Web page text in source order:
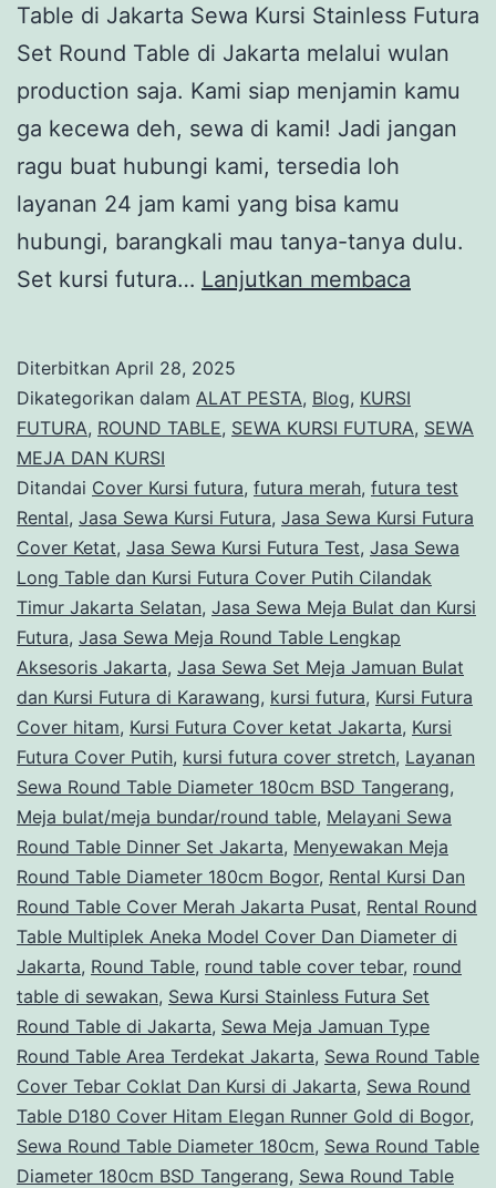
Table di Jakarta Sewa Kursi Stainless Futura
Set Round Table di Jakarta melalui wulan
production saja. Kami siap menjamin kamu
ga kecewa deh, sewa di kami! Jadi jangan
ragu buat hubungi kami, tersedia loh
layanan 24 jam kami yang bisa kamu
hubungi, barangkali mau tanya-tanya dulu.
Set kursi futura… Lanjutkan membaca
Set
Table
di
Jakarta
Diterbitkan April 28, 2025
Dikategorikan dalam ALAT PESTA, Blog, KURSI
FUTURA, ROUND TABLE, SEWA KURSI FUTURA, SEWA
MEJA DAN KURSI
Ditandai Cover Kursi futura, futura merah, futura test
Rental, Jasa Sewa Kursi Futura, Jasa Sewa Kursi Futura
Cover Ketat, Jasa Sewa Kursi Futura Test, Jasa Sewa
Long Table dan Kursi Futura Cover Putih Cilandak
Timur Jakarta Selatan, Jasa Sewa Meja Bulat dan Kursi
Futura, Jasa Sewa Meja Round Table Lengkap
Aksesoris Jakarta, Jasa Sewa Set Meja Jamuan Bulat
dan Kursi Futura di Karawang, kursi futura, Kursi Futura
Cover hitam, Kursi Futura Cover ketat Jakarta, Kursi
Futura Cover Putih, kursi futura cover stretch, Layanan
Sewa Round Table Diameter 180cm BSD Tangerang,
Meja bulat/meja bundar/round table, Melayani Sewa
Round Table Dinner Set Jakarta, Menyewakan Meja
Round Table Diameter 180cm Bogor, Rental Kursi Dan
Round Table Cover Merah Jakarta Pusat, Rental Round
Table Multiplek Aneka Model Cover Dan Diameter di
Jakarta, Round Table, round table cover tebar, round
table di sewakan, Sewa Kursi Stainless Futura Set
Round Table di Jakarta, Sewa Meja Jamuan Type
Round Table Area Terdekat Jakarta, Sewa Round Table
Cover Tebar Coklat Dan Kursi di Jakarta, Sewa Round
Table D180 Cover Hitam Elegan Runner Gold di Bogor,
Sewa Round Table Diameter 180cm, Sewa Round Table
Diameter 180cm BSD Tangerang, Sewa Round Table